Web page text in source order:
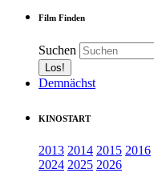
Film Finden
Suchen
Demnächst
KINOSTART
2013 2014 2015 2016
2024 2025 2026